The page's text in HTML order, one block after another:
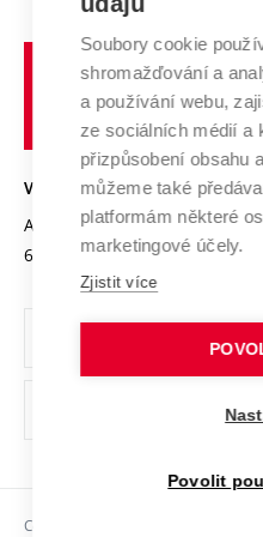
Systém zajišťování kvality
Výzkumné infrastruktury
Transfer znalostí
Open Science
Projekty
Projekty ze strukturálních
Specifický výzkum
Spolupráce se školami
Služby univerzity
Mezinárodní dohody
Univerzitní sítě
Profil univerzity
Udržitelná univerzita
Podnikavá univerzita /
Bezpečná univerzita
Vyznamenání
Organizační struktura
Ochrana osobních údajů
odkaz)
Sociální bezpečí
VYSOKÉ UČENÍ TECHNICKÉ V
Antonínská 548/1
602 00 Brno
Copyright © 2026 VUT
Soubory cookie
shromažďování a
a používání webu,
ze sociálních médií a
přizpůsobení obsahu
můžeme také
platformám některé
marketingové účely.
Zjistit více
Povolit